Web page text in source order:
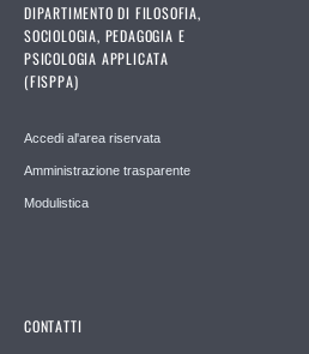
DIPARTIMENTO DI FILOSOFIA,
SOCIOLOGIA, PEDAGOGIA E
PSICOLOGIA APPLICATA
(FISPPA)
Accedi al'area riservata
Amministrazione trasparente
Modulistica
CONTATTI